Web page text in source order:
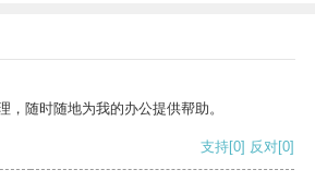
，随时随地为我的办公提供帮助。
支持[0] 反对[0]